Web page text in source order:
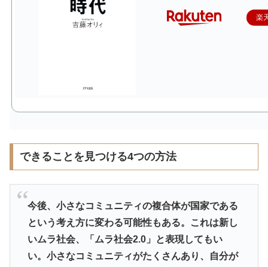
楽
できることを見つける4つの方法
今後、小さなコミュニティの複合体が国家である
という考え方に変わる可能性もある。これは新し
いムラ社会、「ムラ社会2.0」と表現してもい
い。小さなコミュニティがたくさんあり、自分が